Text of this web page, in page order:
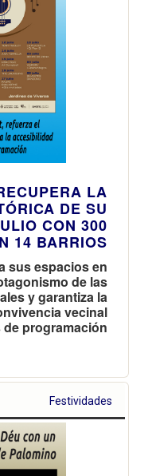
LA
DE SU
CON 300
14 BARRIOS
sus espacios en
de las
y garantiza la
vecinal
programación
Festividades